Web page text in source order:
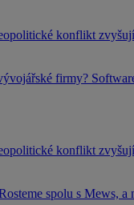
konflikt
firmy?
konflikt
spolu s Mews,